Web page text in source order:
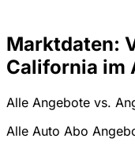
Marktdaten:
California im
Alle Angebote vs.
Alle Auto Abo